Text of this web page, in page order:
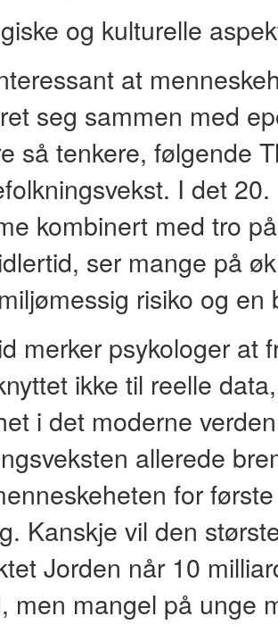
og kulturelle
at
seg sammen med
så tenkere, følgende
I det
kombinert med tro
ser mange på
risiko og
merker psykologer at
ikke til reelle
i det moderne
allerede
for
Kanskje vil den
Jorden når 10
men mangel på unge